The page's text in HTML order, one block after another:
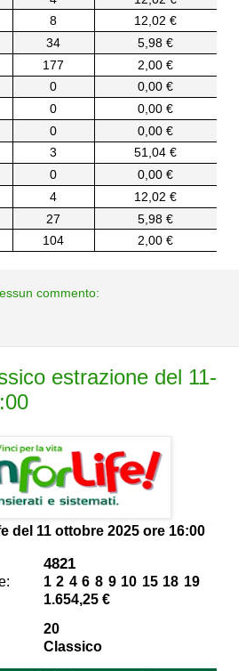
8
12,02 €
34
5,98 €
177
2,00 €
0
0,00 €
0
0,00 €
0
0,00 €
3
51,04 €
0
0,00 €
4
12,02 €
27
5,98 €
104 2,00 €
commento:
estrazione del 11-
del 11 ottobre 2025 ore 16:00
4821
1 2 4 6 8 9 10 15 18 19
1.654,25 €
20
Classico